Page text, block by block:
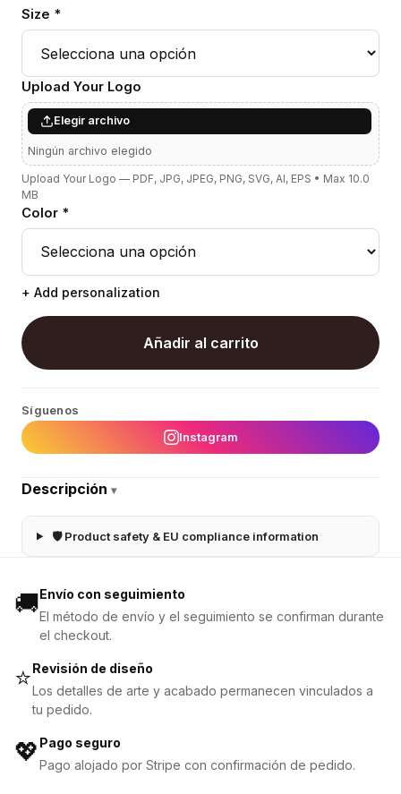
Size *
Upload Your Logo
Elegir archivo
Ningún archivo elegido
Upload Your Logo — PDF, JPG, JPEG, PNG, SVG, AI, EPS • Max 10.0
MB
Color *
+ Add personalization
Añadir al carrito
Síguenos
Instagram
Descripción ▾
🛡 Product safety & EU compliance information
🚚Envío con seguimiento
El método de envío y el seguimiento se confirman durante
el checkout.
⭐Revisión de diseño
Los detalles de arte y acabado permanecen vinculados a
tu pedido.
💖 Pago seguro
Pago alojado por Stripe con confirmación de pedido.